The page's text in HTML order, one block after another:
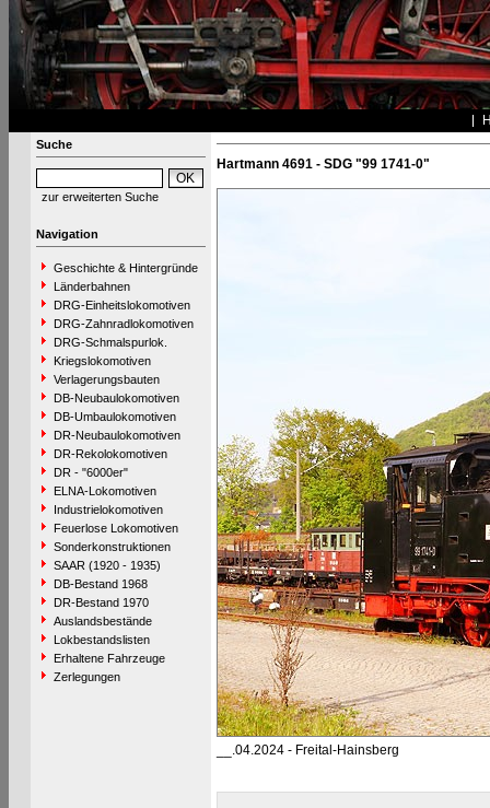
Suche
zur erweiterten Suche
Navigation
Geschichte & Hintergründe
Länderbahnen
DRG-Einheitslokomotiven
DRG-Zahnradlokomotiven
DRG-Schmalspurlok.
Kriegslokomotiven
Verlagerungsbauten
DB-Neubaulokomotiven
DB-Umbaulokomotiven
DR-Neubaulokomotiven
DR-Rekolokomotiven
DR - "6000er"
ELNA-Lokomotiven
Industrielokomotiven
Feuerlose Lokomotiven
Sonderkonstruktionen
SAAR (1920 - 1935)
DB-Bestand 1968
DR-Bestand 1970
Auslandsbestände
Lokbestandslisten
Erhaltene Fahrzeuge
Zerlegungen
Hartmann 4691 - SDG "99 1741-0"
__.04.2024 - Freital-Hainsberg